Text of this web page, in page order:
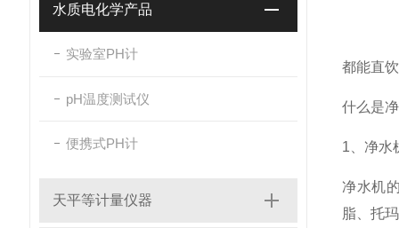
水质电化学产品
实验室PH计
pH温度测试仪
便携式PH计
天平等计量仪器
都能直
什么是
1、净水
净水机
脂、托